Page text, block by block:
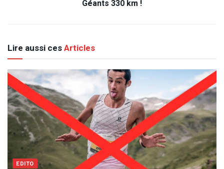
Géants 330 km !
Lire aussi cesArticles
EDITO